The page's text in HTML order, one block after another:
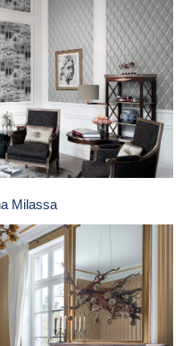
Milassa